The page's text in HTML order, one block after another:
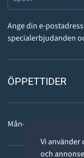
Vi använder
och
Ange din e-
specialerbjudanden
ÖPPETTIDER
Mån-fre: 11 - 18